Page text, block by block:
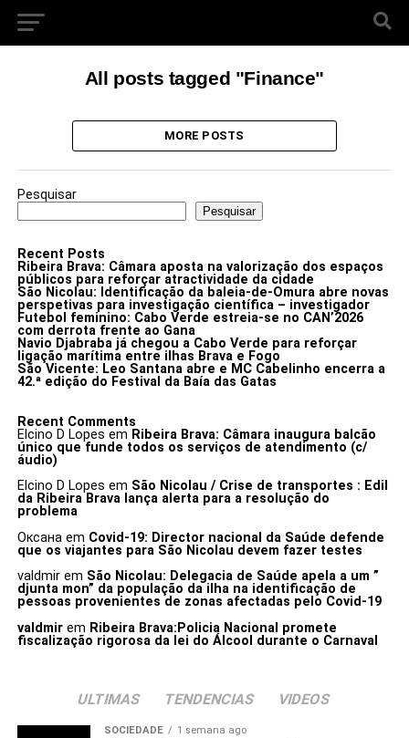
All posts tagged "Finance"
MORE POSTS
Pesquisar
Pesquisar
Recent Posts
Ribeira Brava: Câmara aposta na valorização dos espaços
públicos para reforçar atractividade da cidade
São Nicolau: Identificação da baleia-de-Omura abre novas
perspetivas para investigação científica – investigador
Futebol feminino: Cabo Verde estreia-se no CAN’2026
com derrota frente ao Gana
Navio Djabraba já chegou a Cabo Verde para reforçar
ligação marítima entre ilhas Brava e Fogo
São Vicente: Leo Santana abre e MC Cabelinho encerra a
42.ª edição do Festival da Baía das Gatas
Recent Comments
Elcino D Lopes em Ribeira Brava: Câmara inaugura balcão
único que funde todos os serviços de atendimento (c/
áudio)
Elcino D Lopes em São Nicolau / Crise de transportes : Edil
da Ribeira Brava lança alerta para a resolução do
problema
Оксанаem Covid-19: Director nacional da Saúde defende
que os viajantes para São Nicolau devem fazer testes
valdmirem São Nicolau: Delegacia de Saúde apela a um ”
djunta mon” da população da ilha na identificação de
pessoas provenientes de zonas afectadas pelo Covid-19
valdmirem Ribeira Brava:Policia Nacional promete
fiscalização rigorosa da lei do Álcool durante o Carnaval
ULTIMAS TENDENCIAS VIDEOS
SOCIEDADE 1 semana ago